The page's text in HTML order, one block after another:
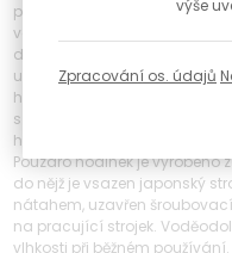
podstatu. Každý prvek
vaším osobním stylem a
denních aktivitách nebo i na
událostech. V době, kdy se
hodinky zůstávají oporou
s vínem zrajícím časem –
hodnotě.
Pouzdro hodinek je vyrobeno
do nějž je vsazen japonský
nátahem, uzavřen
na pracující strojek.
vlhkosti při běžném
výše
Zpracování os. údajů